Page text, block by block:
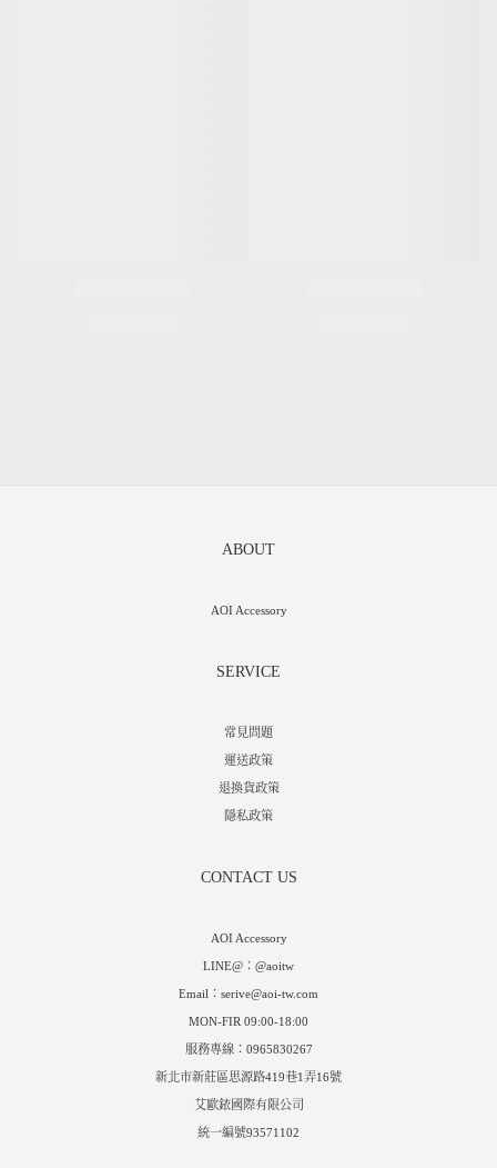
ABOUT
AOI Accessory
SERVICE
常見問題
運送政策
退換貨政策
隱私政策
CONTACT US
AOI Accessory
LINE@：@aoitw
Email：serive@aoi-tw.com
MON-FIR 09:00-18:00
服務專線：0965830267
新北市新莊區思源路419巷1弄16號
艾歐銥國際有限公司
統一編號93571102